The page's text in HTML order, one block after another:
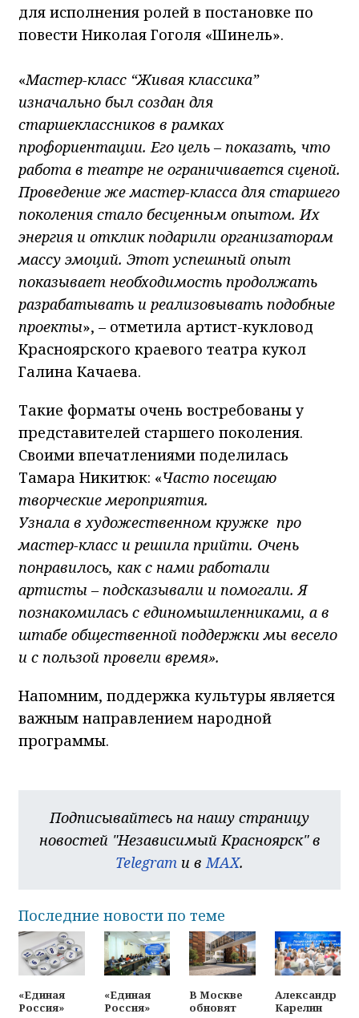
для исполнения ролей в постановке по
повести Николая Гоголя «Шинель».
«Мастер-класс “Живая классика”
изначально был создан для
старшеклассников в рамках
профориентации. Его цель – показать, что
работа в театре не ограничивается сценой.
Проведение же мастер-класса для старшего
поколения стало бесценным опытом. Их
энергия и отклик подарили организаторам
массу эмоций. Этот успешный опыт
показывает необходимость продолжать
разрабатывать и реализовывать подобные
проекты», – отметила артист-кукловод
Красноярского краевого театра кукол
Галина Качаева.
Такие форматы очень востребованы у
представителей старшего поколения.
Своими впечатлениями поделилась
Тамара Никитюк: «Часто посещаю
творческие мероприятия.
Узнала в художественном кружке про
мастер-класс и решила прийти. Очень
понравилось, как с нами работали
артисты – подсказывали и помогали. Я
познакомилась с единомышленниками, а в
штабе общественной поддержки мы весело
и с пользой провели время».
Напомним, поддержка культуры является
важным направлением народной
программы.
Подписывайтесь на нашу страницу
новостей "Независимый Красноярск" в
Telegram и в MAX.
Последние новости по теме
«Единая
Россия»
«Единая
Россия»
В Москве
обновят
Александр
Карелин